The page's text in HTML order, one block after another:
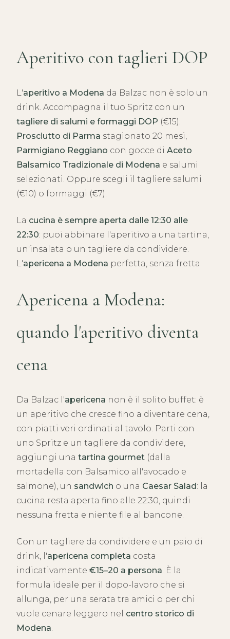
Aperitivo con taglieri DOP
L'aperitivo a Modena da Balzac non è solo un
drink. Accompagna il tuo Spritz con un
tagliere di salumi e formaggi DOP (€15):
Prosciutto di Parma stagionato 20 mesi,
Parmigiano Reggiano con gocce di Aceto
Balsamico Tradizionale di Modena e salumi
selezionati. Oppure scegli il tagliere salumi
(€10) o formaggi (€7).
La cucina è sempre aperta dalle 12:30 alle
22:30: puoi abbinare l'aperitivo a una tartina,
un'insalata o un tagliere da condividere.
L'apericena a Modena perfetta, senza fretta.
Apericena a Modena:
quando l'aperitivo diventa
cena
Da Balzac l'apericena non è il solito buffet: è
un aperitivo che cresce fino a diventare cena,
con piatti veri ordinati al tavolo. Parti con
uno Spritz e un tagliere da condividere,
aggiungi una tartina gourmet (dalla
mortadella con Balsamico all'avocado e
salmone), un sandwich o una Caesar Salad : la
cucina resta aperta fino alle 22:30, quindi
nessuna fretta e niente file al bancone.
Con un tagliere da condividere e un paio di
drink, l'apericena completa costa
indicativamente €15–20 a persona. È la
formula ideale per il dopo-lavoro che si
allunga, per una serata tra amici o per chi
vuole cenare leggero nel centro storico di
Modena.